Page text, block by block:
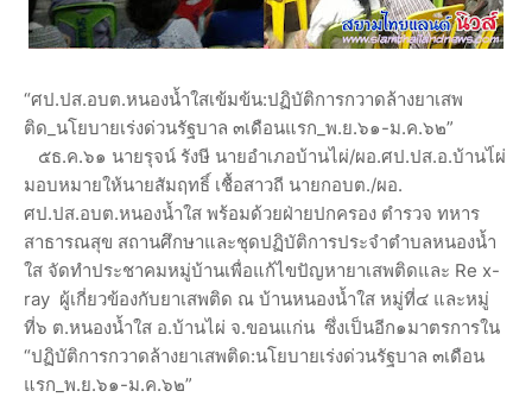
“ศป.ปส.อบต.หนองน้ำใสเข้มข้น:ปฏิบัติการกวาดล้างยาเสพ
ติด_นโยบายเร่งด่วนรัฐบาล ๓เดือนแรก_พ.ย.๖๑-ม.ค.๖๒”
๕ธ.ค.๖๑ นายรุจน์ รังษี นายอำเภอบ้านไผ่/ผอ.ศป.ปส.อ.บ้านไ่ผ่
มอบหมายให้นายสัมฤทธิ์ เชื้อสาวถี นายกอบต./ผอ.
ศป.ปส.อบต.หนองน้ำใส พร้อมด้วยฝ่ายปกครอง ตำรวจ ทหาร
สาธารณสุข สถานศึกษาและชุดปฏิบัติการประจำตำบลหนองน้ำ
ใส จัดทำประชาคมหมู่บ้านเพื่อแก้ไขปัญหายาเสพติดและ Re x-
ray ผู้เกี่ยวข้องกับยาเสพติด ณ บ้านหนองน้ำใส หมู่ที่๔ และหมู่
ที่๖ ต.หนองน้ำใส อ.บ้านไผ่ จ.ขอนแก่น ซึ่งเป็นอีก๑มาตรการใน
“ปฏิบัติการกวาดล้างยาเสพติด:นโยบายเร่งด่วนรัฐบาล ๓เดือน
แรก_พ.ย.๖๑-ม.ค.๖๒”